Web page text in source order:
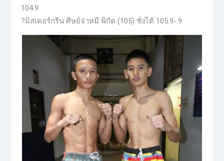
104.9
?มิสเตอร์กรีน ศิษย์จ่าหมี พิกัด (105) ชั่งได้ 105.9-.9